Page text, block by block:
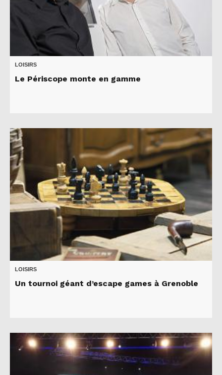
LOISIRS
Le Périscope monte en gamme
LOISIRS
Un tournoi géant d’escape games à Grenoble